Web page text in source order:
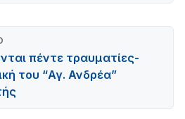
πέντε τραυματίες-
του “Αγ. Ανδρέα”